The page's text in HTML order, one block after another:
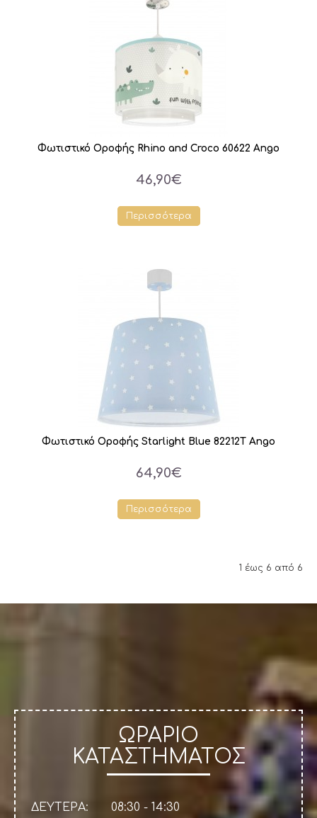
Φωτιστικό Οροφής Rhino and Croco 60622 Ango
46,90€
Περισσότερα
Φωτιστικό Οροφής Starlight Blue 82212T Ango
64,90€
Περισσότερα
1 έως 6 από 6
ΩΡΑΡΙΟ
ΚΑΤΑΣΤΗΜΑΤΟΣ
ΔΕΥΤΕΡΑ:
08:30 - 14:30